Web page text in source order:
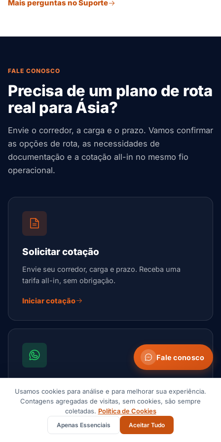
de carga e os Incoterms no nosso formulário de
Mais perguntas no Suporte
FALE CONOSCO
Precisa de um plano de rota
real para Ásia?
Envie o corredor, a carga e o prazo. Vamos confirmar
as opções de rota, as necessidades de
documentação e a cotação all-in no mesmo fio
operacional.
Solicitar cotação
Envie seu corredor, carga e prazo. Receba uma
tarifa all-in, sem obrigação.
Iniciar cotação
Canal mais rápido para uma dúvida de rota, follow-
up de cotação ou verificação urgente de embarque.
Abrir WhatsApp
Fale conosco
Usamos cookies para análise e para melhorar sua experiência.
Contagens agregadas de visitas, sem cookies, são sempre
coletadas. Política de Cookies
Apenas Essenciais Aceitar Tudo